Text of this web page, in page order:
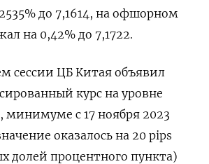
до 7,1614, на офшорном
на 0,42% до 7,1722.
сессии ЦБ Китая объявил
курс на уровне
минимуме с 17 ноября 2023
оказалось на 20 pips
долей процентного пункта)